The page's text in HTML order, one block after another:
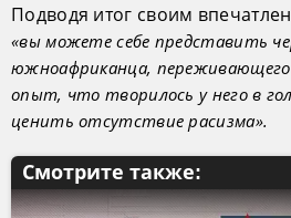
Подводя итог своим
«вы можете себе представить
южноафриканца, переживающего
опыт, что творилось у него в
ценить отсутствие расизма».
Смотрите также: